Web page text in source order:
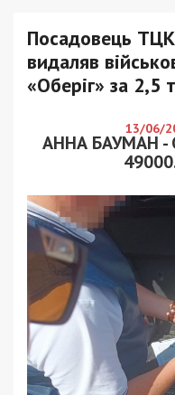
Посадовець
видаляв
«Оберіг» за 2,5
13/06/
АННА БАУМАН -